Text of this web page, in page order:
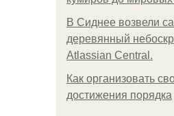
В Сиднее возвели
деревянный
Atlassian Central.
Как организовать
достижения порядка